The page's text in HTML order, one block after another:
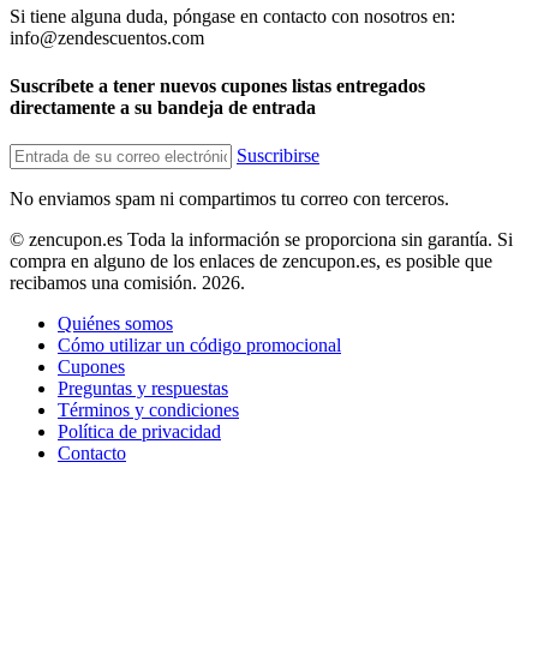
Si tiene alguna duda, póngase en contacto con nosotros en:
info@zendescuentos.com
Suscríbete a tener nuevos cupones listas entregados
directamente a su bandeja de entrada
Suscribirse
No enviamos spam ni compartimos tu correo con terceros.
© zencupon.es Toda la información se proporciona sin garantía. Si
compra en alguno de los enlaces de zencupon.es, es posible que
recibamos una comisión. 2026.
Quiénes somos
Cómo utilizar un código promocional
Cupones
Preguntas y respuestas
Términos y condiciones
Política de privacidad
Contacto